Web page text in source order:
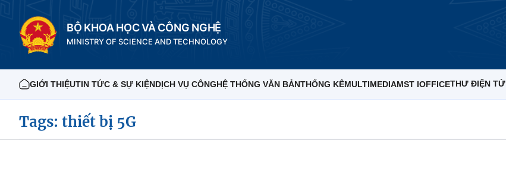
BỘ KHOA HỌC VÀ CÔNG NGHỆ
MINISTRY OF SCIENCE AND TECHNOLOGY
GIỚI THIỆUTIN TỨC & SỰ KIỆNDỊCH VỤ CÔNGHỆ THỐNG VĂN BẢNTHỐNG KÊMULTIMEDIAMST IOFFICETHƯ ĐIỆN TỬ
Tags: thiết bị 5G